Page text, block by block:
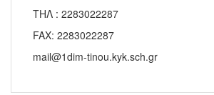
ΤΗΛ : 2283022287
FAX: 2283022287
mail@1dim-tinou.kyk.sch.gr